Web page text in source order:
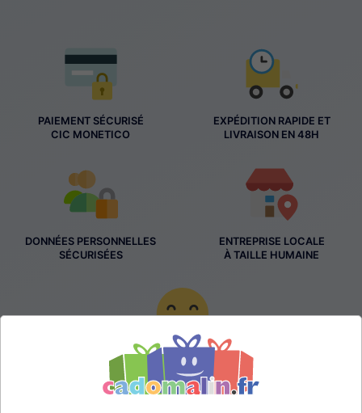
PAIEMENT SÉCURISÉ
CIC MONETICO
EXPÉDITION RAPIDE ET
LIVRAISON EN 48H
DONNÉES PERSONNELLES
SÉCURISÉES
ENTREPRISE LOCALE
À TAILLE HUMAINE
TARIFS AGRESSIFS &
FRANCO LEGER